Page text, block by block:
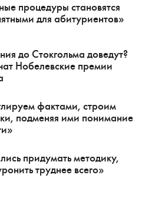
процедуры становятся
для абитуриентов»
до Стокгольма доведут?
Нобелевские премии
фактами, строим
подменяя ими понимание
придумать методику,
труднее всего»